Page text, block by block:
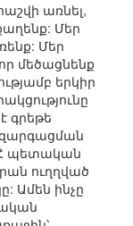
առնել,
Մեր
Մեր
մեծացնենք
երկիր
գրեթե
պետական
ուղղված
Ամեն ինչը